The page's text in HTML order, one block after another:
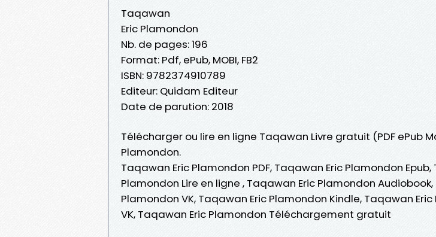
Taqawan
Eric Plamondon
Nb. de pages: 196
Format: Pdf, ePub, MOBI, FB2
ISBN: 9782374910789
Editeur: Quidam Editeur
Date de parution: 2018
Télécharger ou lire en ligne Taqawan Livre gratuit (PDF ePub
Plamondon.
Taqawan Eric Plamondon PDF, Taqawan Eric Plamondon
Plamondon Lire en ligne , Taqawan Eric Plamondon
Plamondon VK, Taqawan Eric Plamondon Kindle, Taqawan
VK, Taqawan Eric Plamondon Téléchargement gratuit